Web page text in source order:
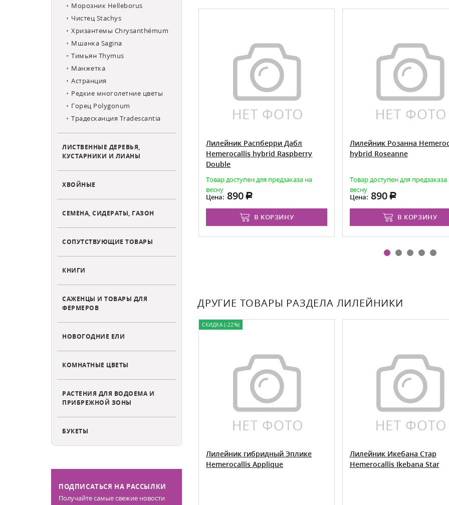
Морозник Helleborus
Чистец Stachys
Хризантемы Chrysanthémum
Мшанка Sagina
Тимьян Thymus
Манжетка
Астранция
Редкие многолетние цветы
Горец Polygonum
Традесканция Tradescantia
ЛИСТВЕННЫЕ ДЕРЕВЬЯ,
КУСТАРНИКИ И ЛИАНЫ
ХВОЙНЫЕ
СЕМЕНА, СИДЕРАТЫ, ГАЗОН
СОПУТСТВУЮЩИЕ ТОВАРЫ
КНИГИ
САЖЕНЦЫ И ТОВАРЫ ДЛЯ
ФЕРМЕРОВ
НОВОГОДНИЕ ЕЛИ
КОМНАТНЫЕ ЦВЕТЫ
РАСТЕНИЯ ДЛЯ ВОДОЕМА И
ПРИБРЕЖНОЙ ЗОНЫ
БУКЕТЫ
ПОДПИСАТЬСЯ НА РАССЫЛКИ
Получайте самые свежие новости
Лилейник Дестинд Ту Си
Hemerocallis hybrid Destined To
Есть в наличии
590
В КОРЗИНУ
Лилейник Распберри Дабл
Hemerocallis hybrid Raspberry
Double
Товар доступен для предзаказа на
весну
Цена: 890
В КОРЗИНУ
Лилейник Розанна
hybrid Roseanne
Товар доступен для предзаказа
весну
Цена: 890
В КОРЗИНУ
ДРУГИЕ ТОВАРЫ РАЗДЕЛА ЛИЛЕЙНИКИ
СКИДКА (-22%)
Лилейник гибридный Эплике
Hemerocallis Applique
Лилейник Икебана Стар
Hemerocallis Ikebana Star